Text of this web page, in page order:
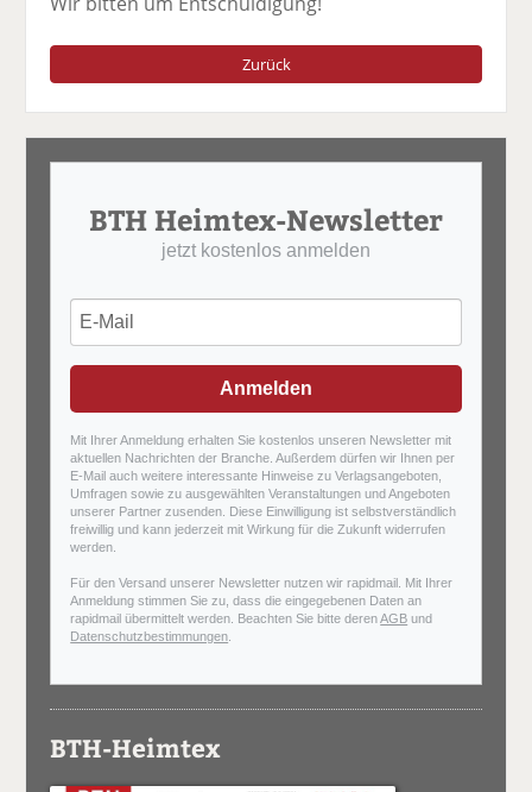
Zurück
BTH Heimtex-Newsletter
jetzt kostenlos anmelden
Anmelden
Mit Ihrer Anmeldung erhalten Sie kostenlos unseren Newsletter mit
aktuellen Nachrichten der Branche. Außerdem dürfen wir Ihnen per
E-Mail auch weitere interessante Hinweise zu Verlagsangeboten,
Umfragen sowie zu ausgewählten Veranstaltungen und Angeboten
unserer Partner zusenden. Diese Einwilligung ist selbstverständlich
freiwillig und kann jederzeit mit Wirkung für die Zukunft widerrufen
werden.
Für den Versand unserer Newsletter nutzen wir rapidmail. Mit Ihrer
Anmeldung stimmen Sie zu, dass die eingegebenen Daten an
rapidmail übermittelt werden. Beachten Sie bitte derenAGB und
Datenschutzbestimmungen
BTH-Heimtex